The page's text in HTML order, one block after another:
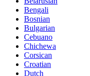
Bengali
Bosnian
Bulgarian
Cebuano
Chichewa
Corsican
Croatian
Dutch